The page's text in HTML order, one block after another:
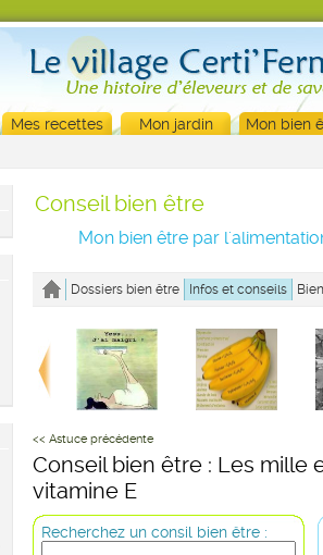
Mes recettes Mon jardin Mon bien
Conseil bien être
Mon bien être par
Dossiers bien être Infos et conseils
<< Astuce précédente
Conseil bien être : Les mille
vitamine E
Recherchez un consil bien être :